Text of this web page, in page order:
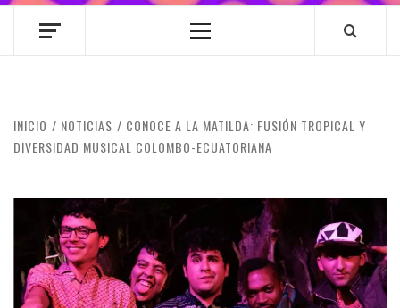
Menú
INICIO NOTICIAS
CONOCE A LA MATILDA: FUSIÓN TROPICAL Y
DIVERSIDAD MUSICAL COLOMBO-ECUATORIANA